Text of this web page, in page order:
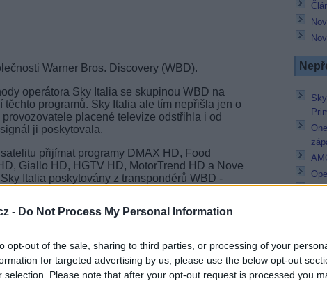
- Do Not Process My Personal Information
opt-out of the sale, sharing to third parties, or processing of your
for targeted advertising by us, please use the below opt-out
selection. Please note that after your opt-out request is processed you
Warner Bros. Discovery (WBD).
operátora Sky Italia se skupinou WBD na
programů. Sky Italia ale tím nepřišla jen o
placené televize odstřihla i od
ji poskytovala.
přijímat programy DMAX HD, Food
Giallo HD, HGTV HD, MotorTrend HD a Nove
Italia poskytovány z transpondérů WBD -
pozice těchto stanic na vlastním
zde žádné vysílání uvedených devíti
obsahují statickou obrazovku operátora pro
programů je nyní dostupné v digitálním
Top